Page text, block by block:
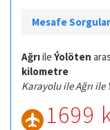
Mesafe
Ağrıile Ýolöten
kilometre
Karayolu ile Ağrı ile
1699